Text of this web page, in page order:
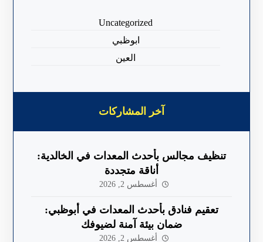
Uncategorized
ابوظبي
العين
آخر المشاركات
تنظيف مجالس بأحدث المعدات في الخالدية:
أناقة متجددة
أغسطس 2, 2026
تعقيم فنادق بأحدث المعدات في أبوظبي:
ضمان بيئة آمنة لضيوفك
أغسطس 2, 2026